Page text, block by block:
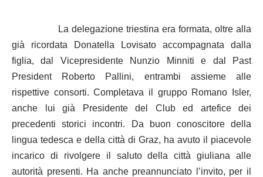
La delegazione triestina era formata, oltre alla
già ricordata Donatella Lovisato accompagnata dalla
figlia, dal Vicepresidente Nunzio Minniti e dal Past
President Roberto Pallini, entrambi assieme alle
rispettive consorti. Completava il gruppo Romano Isler,
anche lui già Presidente del Club ed artefice dei
precedenti storici incontri. Da buon conoscitore della
lingua tedesca e della città di Graz, ha avuto il piacevole
incarico di rivolgere il saluto della città giuliana alle
autorità presenti. Ha anche preannunciato l’invito, per il